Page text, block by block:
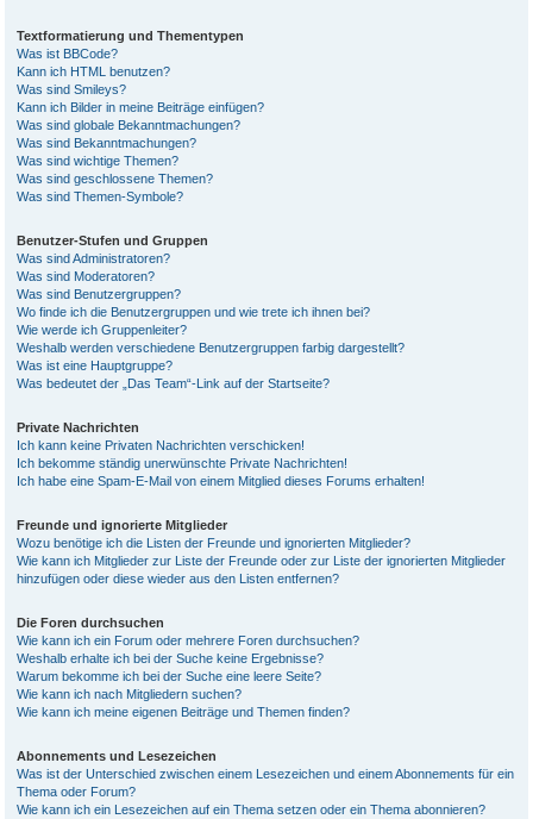
Textformatierung und Thementypen
Was ist BBCode?
Kann ich HTML benutzen?
Was sind Smileys?
Kann ich Bilder in meine Beiträge einfügen?
Was sind globale Bekanntmachungen?
Was sind Bekanntmachungen?
Was sind wichtige Themen?
Was sind geschlossene Themen?
Was sind Themen-Symbole?
Benutzer-Stufen und Gruppen
Was sind Administratoren?
Was sind Moderatoren?
Was sind Benutzergruppen?
Wo finde ich die Benutzergruppen und wie trete ich ihnen bei?
Wie werde ich Gruppenleiter?
Weshalb werden verschiedene Benutzergruppen farbig dargestellt?
Was ist eine Hauptgruppe?
Was bedeutet der „Das Team“-Link auf der Startseite?
Private Nachrichten
Ich kann keine Privaten Nachrichten verschicken!
Ich bekomme ständig unerwünschte Private Nachrichten!
Ich habe eine Spam-E-Mail von einem Mitglied dieses Forums erhalten!
Freunde und ignorierte Mitglieder
Wozu benötige ich die Listen der Freunde und ignorierten Mitglieder?
Wie kann ich Mitglieder zur Liste der Freunde oder zur Liste der ignorierten Mitglieder
hinzufügen oder diese wieder aus den Listen entfernen?
Die Foren durchsuchen
Wie kann ich ein Forum oder mehrere Foren durchsuchen?
Weshalb erhalte ich bei der Suche keine Ergebnisse?
Warum bekomme ich bei der Suche eine leere Seite?
Wie kann ich nach Mitgliedern suchen?
Wie kann ich meine eigenen Beiträge und Themen finden?
Abonnements und Lesezeichen
Was ist der Unterschied zwischen einem Lesezeichen und einem Abonnements für ein
Thema oder Forum?
Wie kann ich ein Lesezeichen auf ein Thema setzen oder ein Thema abonnieren?